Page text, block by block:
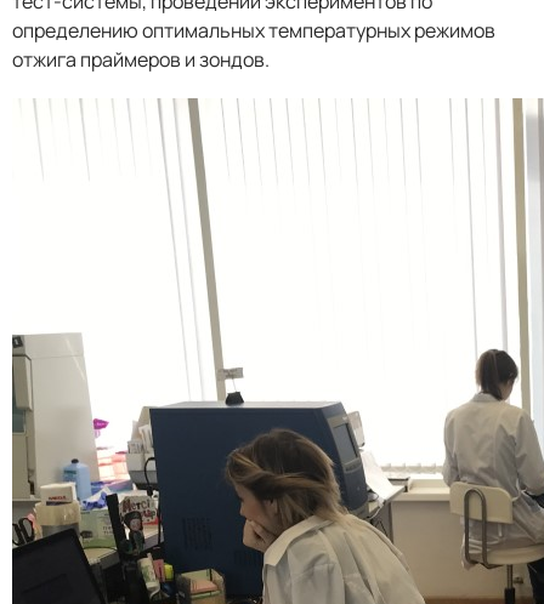
определению оптимальных температурных режимов
отжига праймеров и зондов.